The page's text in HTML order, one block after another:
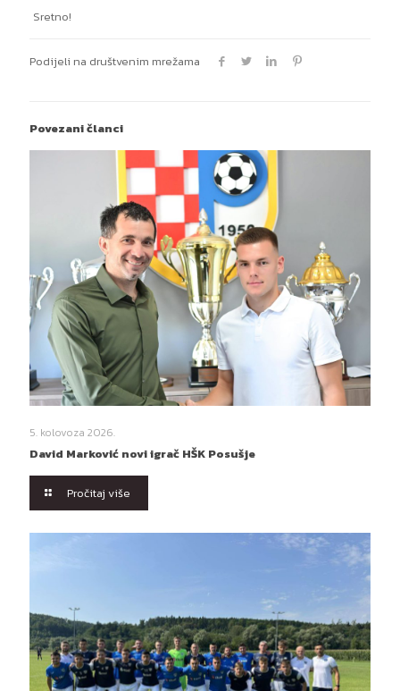
Sretno!
Podijeli na društvenim mrežama
Povezani članci
5. kolovoza 2026.
David Marković novi igrač HŠK Posušje
Pročitaj više